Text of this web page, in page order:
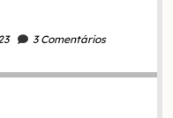
3 Comentários